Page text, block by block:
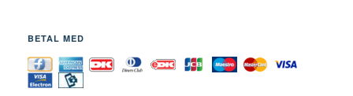
BETAL MED